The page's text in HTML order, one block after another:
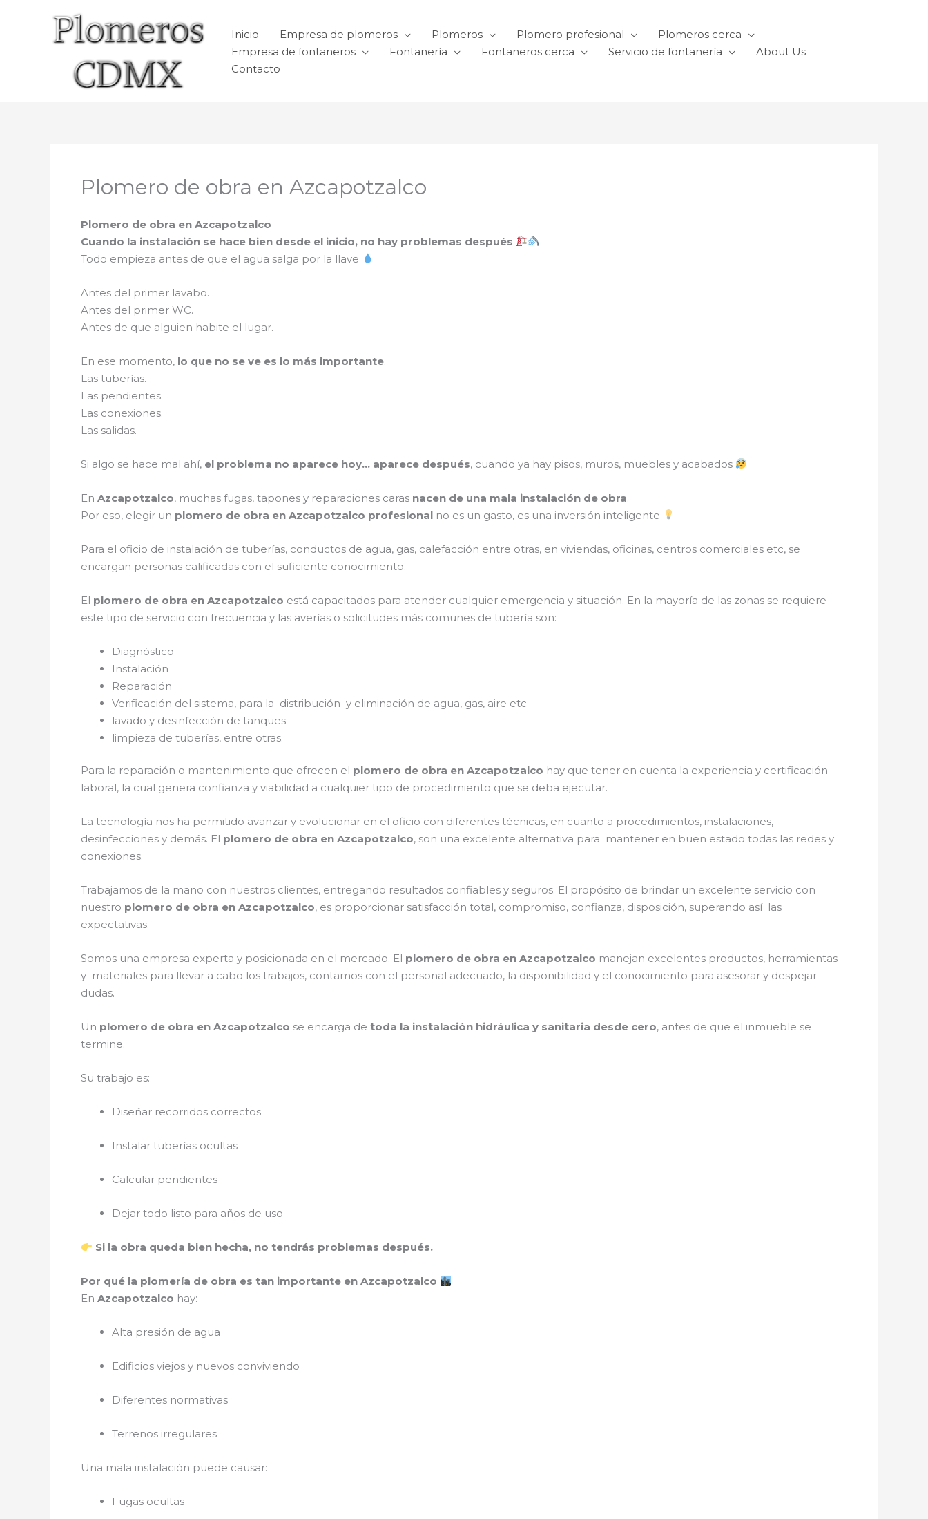
Inicio Empresa de plomeros Plomeros Plomero profesional
Plomeros cerca
Empresa de fontaneros
Fontanería Fontaneros cerca Servicio de fontanería
About Us
Contacto
Plomero de obra en Azcapotzalco
Plomero de obra en Azcapotzalco
Cuando la instalación se hace bien desde el inicio, no hay problemas después
Todo empieza antes de que el agua salga por la llave
Antes del primer lavabo.
Antes del primer WC.
Antes de que alguien habite el lugar.
En ese momento, lo que no se ve es lo más importante.
Las tuberías.
Las pendientes.
Las conexiones.
Las salidas.
Si algo se hace mal ahí, el problema no aparece hoy… aparece después, cuando ya hay pisos, muros, muebles y acabados
En Azcapotzalco, muchas fugas, tapones y reparaciones caras nacen de una mala instalación de obra.
Por eso, elegir un plomero de obra en Azcapotzalco profesional no es un gasto, es una inversión inteligente
Para el oficio de instalación de tuberías, conductos de agua, gas, calefacción entre otras, en viviendas, oficinas, centros comerciales etc, se
encargan personas calificadas con el suficiente conocimiento.
El plomero de obra en Azcapotzalco está capacitados para atender cualquier emergencia y situación. En la mayoría de las zonas se requiere
este tipo de servicio con frecuencia y las averías o solicitudes más comunes de tubería son:
Diagnóstico
Instalación
Reparación
Verificación del sistema, para la distribución y eliminación de agua, gas, aire etc
lavado y desinfección de tanques
limpieza de tuberías, entre otras.
Para la reparación o mantenimiento que ofrecen el plomero de obra en Azcapotzalco hay que tener en cuenta la experiencia y certificación
laboral, la cual genera confianza y viabilidad a cualquier tipo de procedimiento que se deba ejecutar.
La tecnología nos ha permitido avanzar y evolucionar en el oficio con diferentes técnicas, en cuanto a procedimientos, instalaciones,
desinfecciones y demás. El plomero de obra en Azcapotzalco, son una excelente alternativa para mantener en buen estado todas las redes y
conexiones.
Trabajamos de la mano con nuestros clientes, entregando resultados confiables y seguros. El propósito de brindar un excelente servicio con
nuestro plomero de obra en Azcapotzalco, es proporcionar satisfacción total, compromiso, confianza, disposición, superando así las
expectativas.
Somos una empresa experta y posicionada en el mercado. El plomero de obra en Azcapotzalco manejan excelentes productos, herramientas
y materiales para llevar a cabo los trabajos, contamos con el personal adecuado, la disponibilidad y el conocimiento para asesorar y despejar
dudas.
Un plomero de obra en Azcapotzalco se encarga de toda la instalación hidráulica y sanitaria desde cero, antes de que el inmueble se
termine.
Su trabajo es:
Diseñar recorridos correctos
Instalar tuberías ocultas
Calcular pendientes
Dejar todo listo para años de uso
Si la obra queda bien hecha, no tendrás problemas después.
Por qué la plomería de obra es tan importante en Azcapotzalco
En Azcapotzalco hay:
Alta presión de agua
Edificios viejos y nuevos conviviendo
Diferentes normativas
Terrenos irregulares
Una mala instalación puede causar:
Fugas ocultas